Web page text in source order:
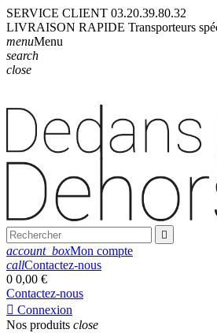
SERVICE CLIENT 03.20.39.80.32
LIVRAISON RAPIDE Transporteurs
menuMenu
search
close

account_boxMon compte
callContactez-nous
0 0,00 €
Contactez-nous
 Connexion
Nos produits close